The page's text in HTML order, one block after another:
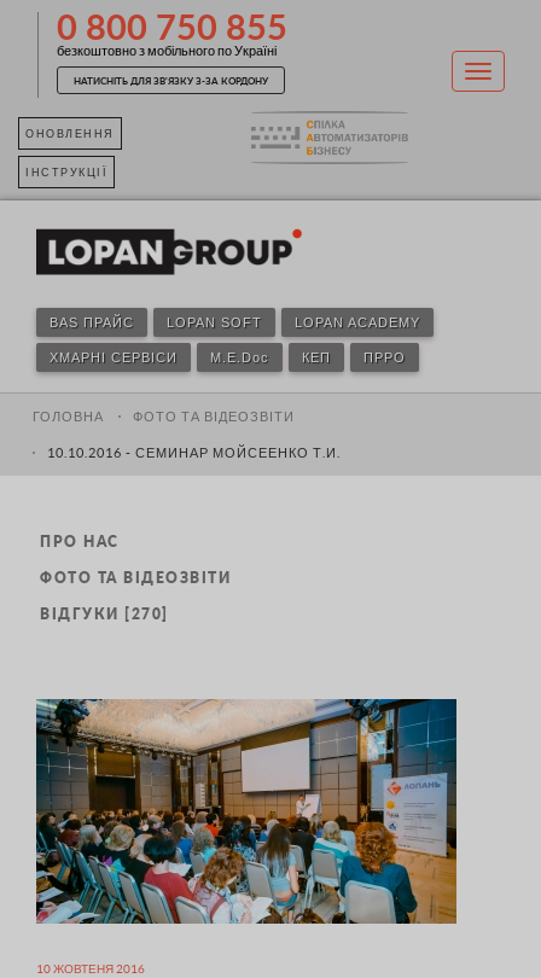
0 800 750 855
безкоштовно з мобільного по Україні
НАТИСНІТЬ ДЛЯ ЗВ'ЯЗКУ З-ЗА КОРДОНУ
ОНОВЛЕННЯ
ІНСТРУКЦІЇ
BAS ПРАЙС LOPAN SOFT LOPAN ACADEMY
ХМАРНІ СЕРВІСИ M.E.Doc КЕП ПРРО
ГОЛОВНА ФОТО ТА ВІДЕОЗВІТИ
10.10.2016 - СЕМИНАР МОЙСЕЕНКО Т.И.
ПРО НАС
ФОТО ТА ВІДЕОЗВІТИ
ВІДГУКИ [270]
10 ЖОВТЕНЯ 2016